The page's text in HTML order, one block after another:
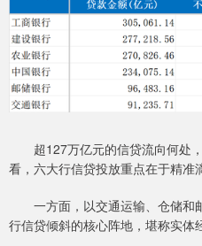
超127万亿元的信贷流向何处
看，六大行信贷投放重点在于精准
一方面，以交通运输、仓储和
行信贷倾斜的核心阵地，堪称实体